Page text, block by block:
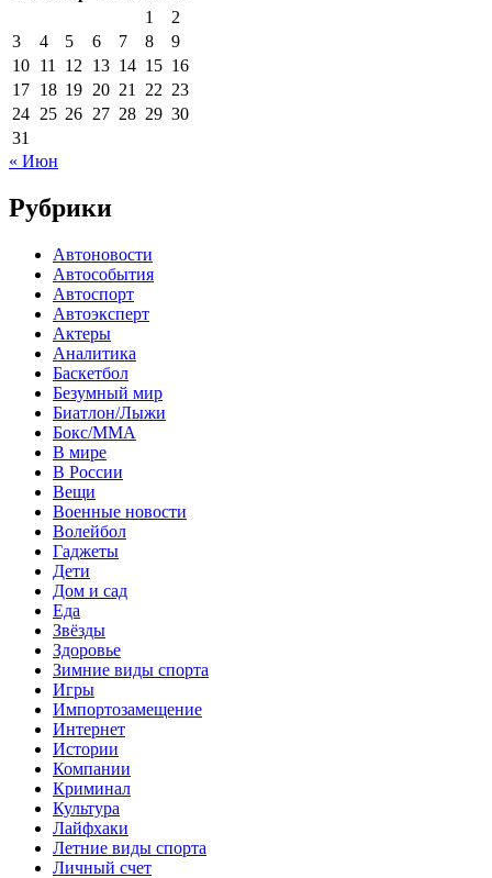
1
2
3
4 5 6 7 8
9
10 11 12 13 14 15 16
17 18 19 20 21 22 23
24 25 26 27 28 29 30
31
« Июн
Рубрики
Автоновости
Автособытия
Автоспорт
Автоэксперт
Актеры
Аналитика
Баскетбол
Безумный мир
Биатлон/Лыжи
Бокс/MMA
В мире
В России
Вещи
Военные новости
Волейбол
Гаджеты
Дети
Дом и сад
Еда
Звёзды
Здоровье
Зимние виды спорта
Игры
Импортозамещение
Интернет
Истории
Компании
Криминал
Культура
Лайфхаки
Летние виды спорта
Личный счет